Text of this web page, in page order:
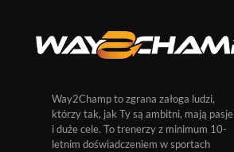
Way2Champ to zgrana załoga ludzi,
którzy tak, jak Ty są ambitni, mają pasje
i duże cele. To trenerzy z minimum 10-
letnim doświadczeniem w sportach